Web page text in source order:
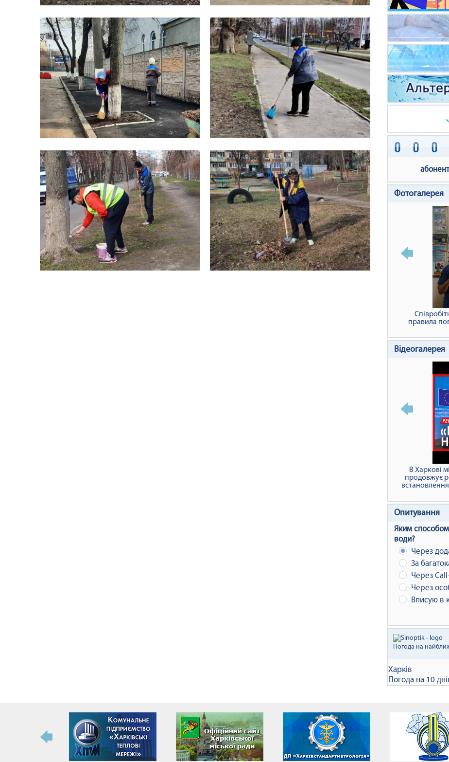
Фотогалерея
правила
Відеогалерея
В Харкові
продовжує
Опитування
Яким способом
води?
Через
За
Через
Через
Вписую в
Погода на
Харків
Погода на 10